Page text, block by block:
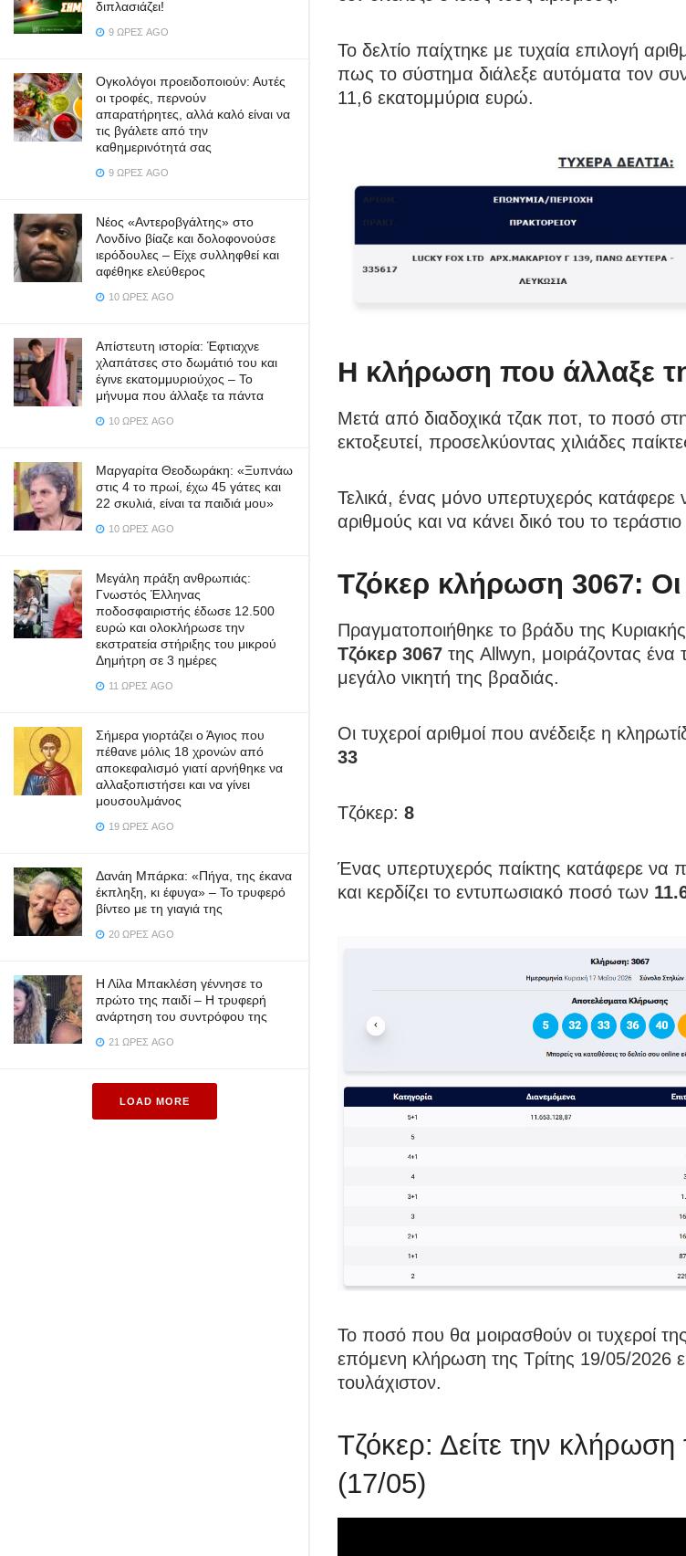
διπλασιάζει!
9 ΏΡΕΣ AGO
Ογκολόγοι προειδοποιούν: Αυτές
οι τροφές, περνούν
απαρατήρητες, αλλά καλό είναι να
τις βγάλετε από την
καθημερινότητά σας
9 ΏΡΕΣ AGO
Νέος «Αντεροβγάλτης» στο
Λονδίνο βίαζε και δολοφονούσε
ιερόδουλες – Είχε συλληφθεί και
αφέθηκε ελεύθερος
10 ΏΡΕΣ AGO
Απίστευτη ιστορία: Έφτιαχνε
χλαπάτσες στο δωμάτιό του και
έγινε εκατομμυριούχος – Το
μήνυμα που άλλαξε τα πάντα
10 ΏΡΕΣ AGO
Μαργαρίτα Θεοδωράκη: «Ξυπνάω
στις 4 το πρωί, έχω 45 γάτες και
22 σκυλιά, είναι τα παιδιά μου»
10 ΏΡΕΣ AGO
Μεγάλη πράξη ανθρωπιάς:
Γνωστός Έλληνας
ποδοσφαιριστής έδωσε 12.500
ευρώ και ολοκλήρωσε την
εκστρατεία στήριξης του μικρού
Δημήτρη σε 3 ημέρες
11 ΏΡΕΣ AGO
Σήμερα γιορτάζει ο Άγιος που
πέθανε μόλις 18 χρονών από
αποκεφαλισμό γιατί αρνήθηκε να
αλλαξοπιστήσει και να γίνει
μουσουλμάνος
19 ΏΡΕΣ AGO
Δανάη Μπάρκα: «Πήγα, της έκανα
έκπληξη, κι έφυγα» – Το τρυφερό
βίντεο με τη γιαγιά της
20 ΏΡΕΣ AGO
Η Λίλα Μπακλέση γέννησε το
πρώτο της παιδί – Η τρυφερή
ανάρτηση του συντρόφου της
21 ΏΡΕΣ AGO
LOAD MORE
Το δελτίο παίχτηκε με τυχαία επιλογή
πως το σύστημα διάλεξε αυτόματα τον
11,6 εκατομμύρια ευρώ.
Η κλήρωση που άλλαξε
Μετά από διαδοχικά τζακ ποτ, το ποσό
εκτοξευτεί, προσελκύοντας χιλιάδες
Τελικά, ένας μόνο υπερτυχερός κατάφερε
αριθμούς και να κάνει δικό του το
Τζόκερ κλήρωση 3067: Οι
Πραγματοποιήθηκε το βράδυ της
Τζόκερ 3067 της Allwyn, μοιράζοντας ένα
μεγάλο νικητή της βραδιάς.
Οι τυχεροί αριθμοί που ανέδειξε η
33
Τζόκερ: 8
Ένας υπερτυχερός παίκτης κατάφερε να
και κερδίζει το εντυπωσιακό ποσό των
Το ποσό που θα μοιρασθούν οι τυχεροί
επόμενη κλήρωση της Τρίτης 19/05/2026
τουλάχιστον.
Τζόκερ: Δείτε την κλήρωση
(17/05)